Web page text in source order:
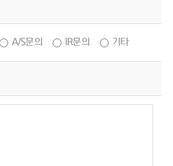
A/S문의 IR문의 기타